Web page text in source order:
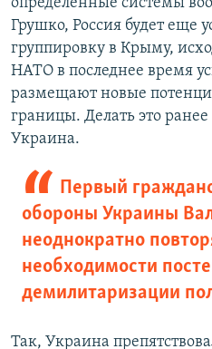
Грушко, Россия будет еще
группировку в Крыму,
НАТО в последнее время
размещают новые
границы. Делать это ранее
Украина.
Первый
обороны Украины
неоднократно
необходимости
демилитаризации
Так, Украина